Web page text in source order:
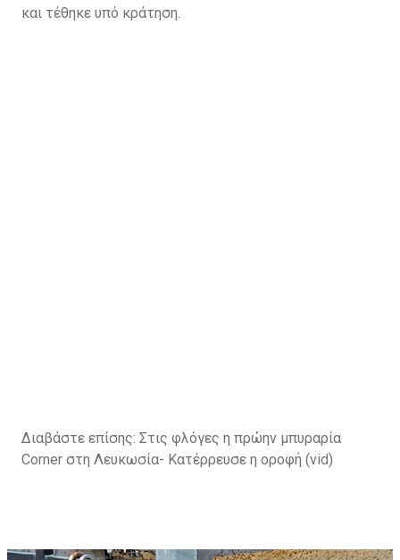
και τέθηκε υπό κράτηση.
Διαβάστε επίσης: Στις φλόγες η πρώην μπυραρία
Corner στη Λευκωσία- Κατέρρευσε η οροφή (vid)